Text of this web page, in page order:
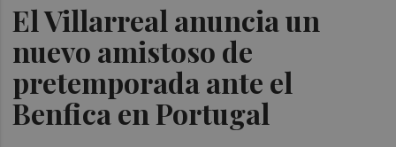
El Villarreal anuncia un
nuevo amistoso de
pretemporada ante el
Benfica en Portugal